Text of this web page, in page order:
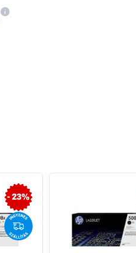
- 23%